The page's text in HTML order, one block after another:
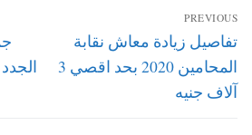
تصفّح
المقالات
PREVIOUS
Previous
post:
تفاصيل زيادة معاش نقابة
المحامين 2020 بحد اقصي 3
آلاف جنيه